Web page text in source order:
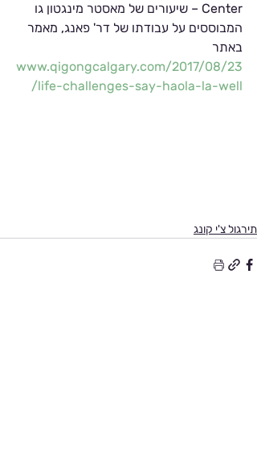
Center – שיעורים של מאסטר מינגטון גו
המבוססים על עבודתו של דר' פאנג, מאמר
באתר
www.qigongcalgary.com/2017/08/23
/life-challenges-say-haola-la-well
תירגול צ'י קונג